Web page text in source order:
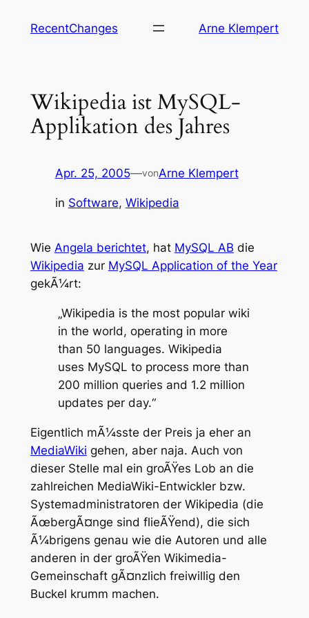
InhaltRecentChanges Arne Klempert
Wikipedia ist MySQL-
Applikation des Jahres
Apr. 25, 2005—vonArne Klempert
in Software, Wikipedia
Wie Angela berichtet, hat MySQL AB die
Wikipedia zur MySQL Application of the Year
gekÃ¼rt:
„Wikipedia is the most popular wiki
in the world, operating in more
than 50 languages. Wikipedia
uses MySQL to process more than
200 million queries and 1.2 million
updates per day.“
Eigentlich mÃ¼sste der Preis ja eher an
MediaWiki gehen, aber naja. Auch von
dieser Stelle mal ein groÃŸes Lob an die
zahlreichen MediaWiki-Entwickler bzw.
Systemadministratoren der Wikipedia (die
ÃœbergÃ¤nge sind flieÃŸend), die sich
Ã¼brigens genau wie die Autoren und alle
anderen in der groÃŸen Wikimedia-
Gemeinschaft gÃ¤nzlich freiwillig den
Buckel krumm machen.